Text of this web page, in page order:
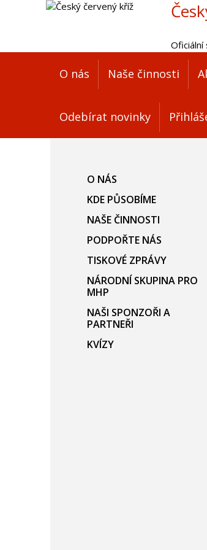
Oficiální
O nás Naše činnosti
Odebírat novinky
O NÁS
KDE PŮSOBÍME
NAŠE ČINNOSTI
PODPOŘTE NÁS
TISKOVÉ ZPRÁVY
NÁRODNÍ SKUPINA PRO
MHP
NAŠI SPONZOŘI A
PARTNEŘI
KVÍZY